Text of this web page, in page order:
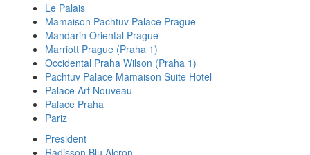
Le Palais
Mamaison Pachtuv Palace Prague
Mandarin Oriental Prague
Marriott Prague (Praha 1)
Occidental Praha Wilson (Praha 1)
Pachtuv Palace Mamaison Suite Hotel
Palace Art Nouveau
Palace Praha
Pariz
President
Radisson Blu Alcron